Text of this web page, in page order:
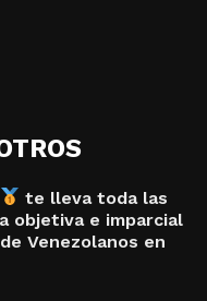
te lleva toda las
objetiva e imparcial
Venezolanos en